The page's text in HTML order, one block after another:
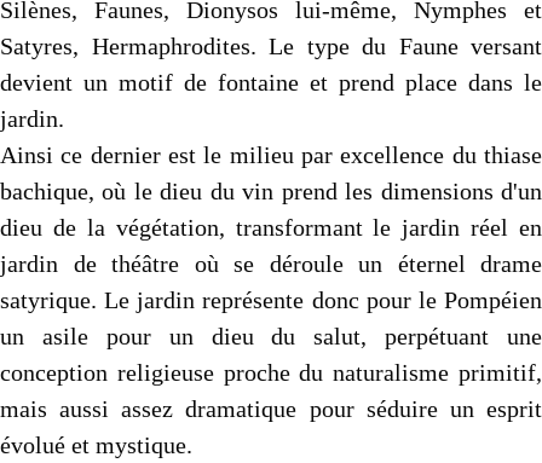
Silènes, Faunes, Dionysos lui-même, Nymphes et
Satyres, Hermaphrodites. Le type du Faune versant
devient un motif de fontaine et prend place dans le
jardin.
Ainsi ce dernier est le milieu par excellence du thiase
bachique, où le dieu du vin prend les dimensions d'un
dieu de la végétation, transformant le jardin réel en
jardin de théâtre où se déroule un éternel drame
satyrique. Le jardin représente donc pour le Pompéien
un asile pour un dieu du salut, perpétuant une
conception religieuse proche du naturalisme primitif,
mais aussi assez dramatique pour séduire un esprit
évolué et mystique.